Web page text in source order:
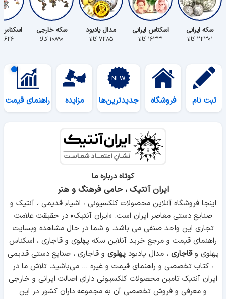
سکه ایرانی
۲۲۳۰۱ کالا
اسکناس ایرانی
۱۶۳۳۱ کالا
مدال یادبود
۷۲۸۵ کالا
سکه خارجی
۱۰۸۹۰ کالا ۵۶۲۶ کالا
ثبت نام فروشگاه جدیدترین‌ها مزایده راهنمای قیمت
کوتاه درباره ما
ایران آنتیک ، حامی فرهنگ و هنر
اینجا فروشگاه آنلاین محصولات کلکسیونی ، اشیاء قدیمی ، آنتیک و
صنایع دستی معاصر ایران است. «ایران آنتیک» در حقیقت علامت
تجاری این واحد صنفی می باشد. و شما در حال مشاهده وبسایت
راهنمای قیمت و مرجع خرید آنلاین سکه پهلوی و قاجاری ، اسکناس
پهلوی وقاجاری ، مدال یادبودپهلوی و قاجاری ، صنایع دستی قدیمی
، کتاب تخصصی و راهنمای قیمت و غیره ... می‌باشید. تلاش ما در
ایران آنتیک تامین محصولات کلکسیونی دارای اصالت ایرانی و خارجی
و معرفی و فروش تخصصی آن به مجموعه داران کشور در این